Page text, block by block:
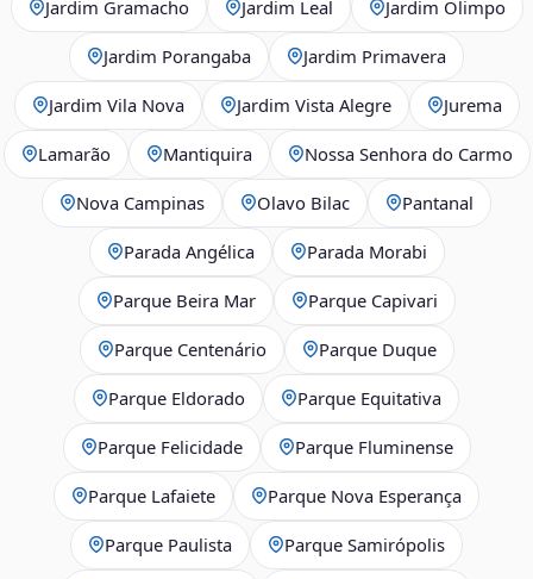
Jardim Gramacho Jardim Leal Jardim Olimpo
Jardim Porangaba Jardim Primavera
Jardim Vila Nova Jardim Vista Alegre Jurema
Lamarão Mantiquira Nossa Senhora do Carmo
Nova Campinas Olavo Bilac Pantanal
Parada Angélica Parada Morabi
Parque Beira Mar Parque Capivari
Parque Centenário Parque Duque
Parque Eldorado Parque Equitativa
Parque Felicidade Parque Fluminense
Parque Lafaiete Parque Nova Esperança
Parque Paulista Parque Samirópolis